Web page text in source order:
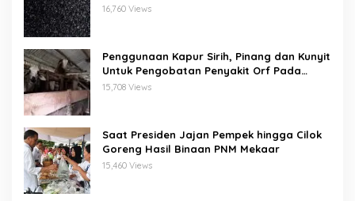
16,760 Views
Penggunaan Kapur Sirih, Pinang dan Kunyit
Untuk Pengobatan Penyakit Orf Pada
Domba/Kambing
15,708 Views
Saat Presiden Jajan Pempek hingga Cilok
Goreng Hasil Binaan PNM Mekaar
15,460 Views